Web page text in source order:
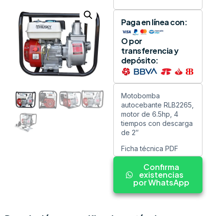
Paga en línea con:
O por
transferencia y
depósito:
Motobomba
autocebante RLB2265,
motor de 6.5hp, 4
tiempos con descarga
de 2″
Ficha técnica PDF
Confirma
existencias
por WhatsApp